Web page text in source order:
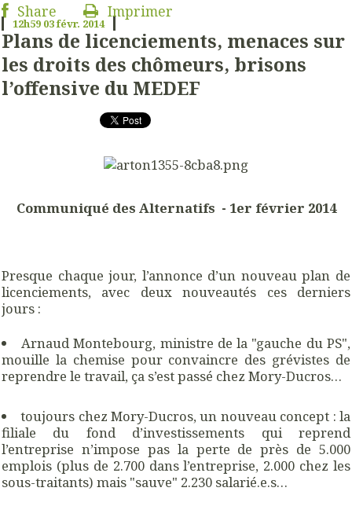
Share Imprimer
12h59 03févr. 2014
Plans de licenciements, menaces sur
les droits des chômeurs, brisons
l’offensive du MEDEF
Communiqué des Alternatifs - 1er février 2014
Presque chaque jour, l’annonce d’un nouveau plan de
licenciements, avec deux nouveautés ces derniers
jours :
Arnaud Montebourg, ministre de la "gauche du PS",
mouille la chemise pour convaincre des grévistes de
reprendre le travail, ça s’est passé chez Mory-Ducros…
toujours chez Mory-Ducros, un nouveau concept : la
filiale du fond d’investissements qui reprend
l’entreprise n’impose pas la perte de près de 5.000
emplois (plus de 2.700 dans l’entreprise, 2.000 chez les
sous-traitants) mais "sauve" 2.230 salarié.e.s…